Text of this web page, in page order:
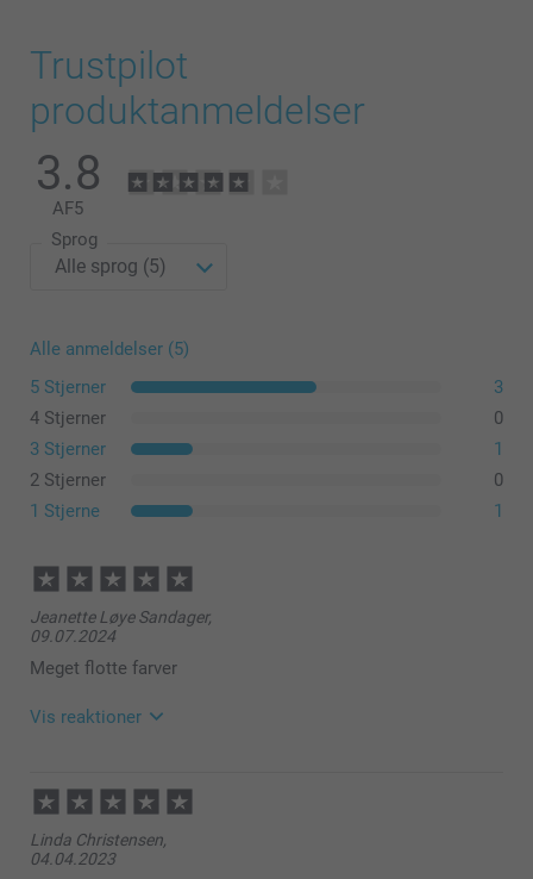
Trustpilot
produktanmeldelser
3.8
AF5
Sprog
Alle anmeldelser (5)
5 Stjerner
3
4 Stjerner
0
3 Stjerner
1
2 Stjerner
0
1 Stjerne
1
Jeanette Løye Sandager,
09.07.2024
Meget flotte farver
Vis reaktioner
08:54
Hej Jeanette
Tusind tak for din dejlige anmeldelse og dine 5
Linda Christensen,
04.04.2023